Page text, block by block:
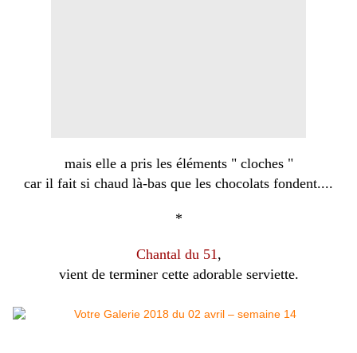
mais elle a pris les éléments " cloches "
car il fait si chaud là-bas que les chocolats fondent....
*
Chantal du 51,
vient de terminer cette adorable serviette.